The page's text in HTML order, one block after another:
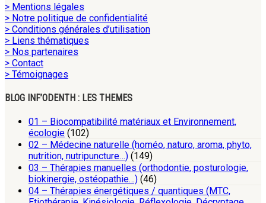
> Mentions légales
> Notre politique de confidentialité
> Conditions générales d’utilisation
> Liens thématiques
> Nos partenaires
> Contact
> Témoignages
BLOG INF’ODENTH : LES THEMES
01 – Biocompatibilité matériaux et Environnement,
écologie (102)
02 – Médecine naturelle (homéo, naturo, aroma, phyto,
nutrition, nutripuncture…) (149)
03 – Thérapies manuelles (orthodontie, posturologie,
biokinergie, ostéopathie…) (46)
04 – Thérapies énergétiques / quantiques (MTC,